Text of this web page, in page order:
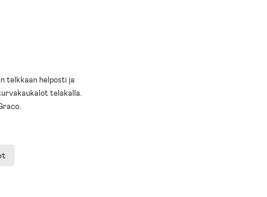
telkkaan helposti ja
telakalla.